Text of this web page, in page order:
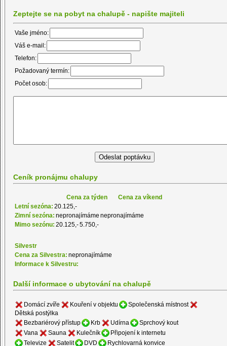
Zeptejte se na pobyt na chalupě - napište majiteli
Vaše jméno:
Váš e-mail:
Telefon:
Požadovaný termín:
Počet osob:
Ceník pronájmu chalupy
Cena za týden
Cena za víkend
Letní sezóna: 20.125,-
Zimní sezóna: nepronajímáme nepronajímáme
Mimo sezónu: 20.125,-5.750,-
Silvestr
Cena za Silvestra: nepronajímáme
Informace k Silvestru:
Další informace o ubytování na chalupě
Domácí zvíře Kouření v objektu
Společenská místnost
Dětská postýlka
Bezbariérový přístup
Krb Udírna
Sprchový kout
Vana
Sauna Kulečník
Připojení k internetu
Televize
Satelit DVD Rychlovarná konvice